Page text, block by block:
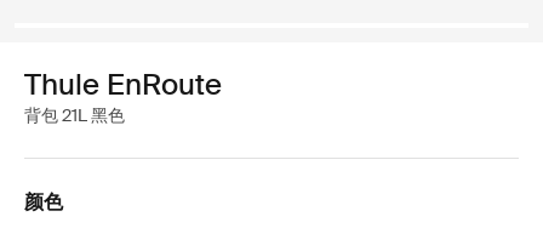
Thule EnRoute
背包 21L 黑色
颜色